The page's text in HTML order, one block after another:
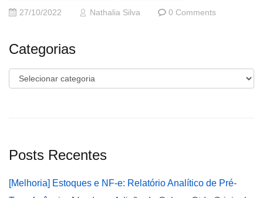
27/10/2022 Nathalia Silva 0 Comments
Categorias
Categorias
Posts Recentes
[Melhoria] Estoques e NF-e: Relatório Analítico de Pré-